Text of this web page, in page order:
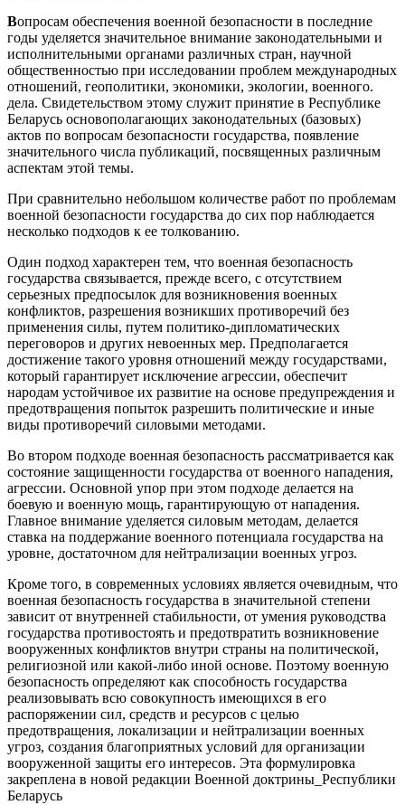
Вопросам обеспечения военной безопасности в последние
годы уделяется значительное внимание законодательными и
исполнительными органами различных стран, научной
общественностью при исследовании проблем международных
отношений, геополитики, экономики, экологии, военного.
дела. Свидетельством этому служит принятие в Республике
Беларусь основополагающих законодательных (базовых)
актов по вопросам безопасности государства, появление
значительного числа публикаций, посвященных различным
аспектам этой темы.
При сравнительно небольшом количестве работ по проблемам
военной безопасности государства до сих пор наблюдается
несколько подходов к ее толкованию.
Один подход характерен тем, что военная безопасность
государства связывается, прежде всего, с отсутствием
серьезных предпосылок для возникновения военных
конфликтов, разрешения возникших противоречий без
применения силы, путем политико-дипломатических
переговоров и других невоенных мер. Предполагается
достижение такого уровня отношений между государствами,
который гарантирует исключение агрессии, обеспечит
народам устойчивое их развитие на основе предупреждения и
предотвращения попыток разрешить политические и иные
виды противоречий силовыми методами.
Во втором подходе военная безопасность рассматривается как
состояние защищенности государства от военного нападения,
агрессии. Основной упор при этом подходе делается на
боевую и военную мощь, гарантирующую от нападения.
Главное внимание уделяется силовым методам, делается
ставка на поддержание военного потенциала государства на
уровне, достаточном для нейтрализации военных угроз.
Кроме того, в современных условиях является очевидным, что
военная безопасность государства в значительной степени
зависит от внутренней стабильности, от умения руководства
государства противостоять и предотвратить возникновение
вооруженных конфликтов внутри страны на политической,
религиозной или какой-либо иной основе. Поэтому военную
безопасность определяют как способность государства
реализовывать всю совокупность имеющихся в его
распоряжении сил, средств и ресурсов с целью
предотвращения, локализации и нейтрализации военных
угроз, создания благоприятных условий для организации
вооруженной защиты его интересов. Эта формулировка
закреплена в новой редакции Военной доктрины_Республики
Беларусь